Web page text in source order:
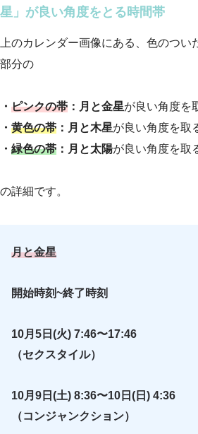
星」が良い角度をとる時間帯
上のカレンダー画像にある、色のつい
部分の
・ ピンクの帯 ：月と金星が良い角度を
・ 黄色の帯 ：月と木星が良い角度を取
・ 緑色の帯 ：月と太陽が良い角度を取
の詳細です。
月と金星
開始時刻~終了時刻
10月5日(火) 7:46〜17:46
（セクスタイル）
10月9日(土) 8:36〜10日(日) 4:36
（コンジャンクション）